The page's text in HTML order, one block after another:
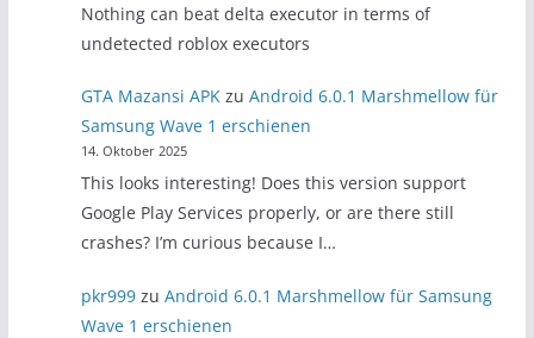
Nothing can beat delta executor in terms of
undetected roblox executors
GTA Mazansi APK zuAndroid 6.0.1 Marshmellow für
Samsung Wave 1 erschienen
14. Oktober 2025
This looks interesting! Does this version support
Google Play Services properly, or are there still
crashes? I’m curious because I…
pkr999 zuAndroid 6.0.1 Marshmellow für Samsung
Wave 1 erschienen